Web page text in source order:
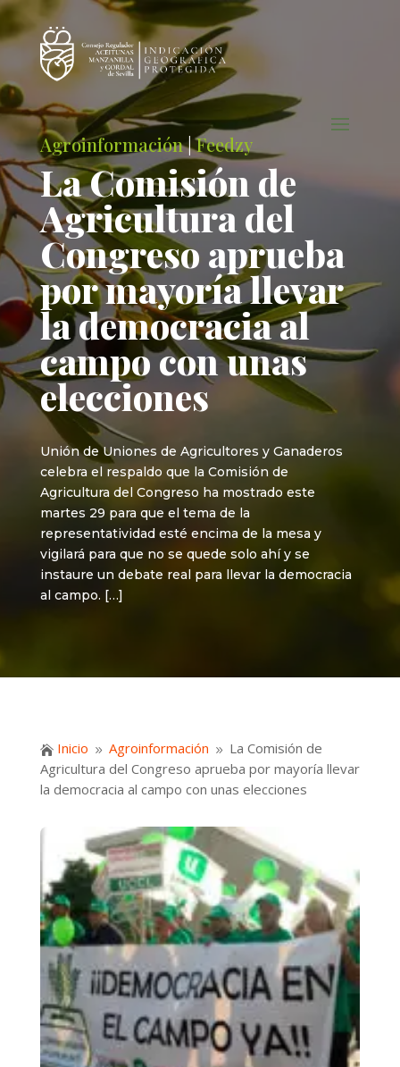
Agroinformación|Feedzy
La Comisión de
Agricultura del
Congreso aprueba
por mayoría llevar
la democracia al
campo con unas
elecciones
Unión de Uniones de Agricultores y Ganaderos
celebra el respaldo que la Comisión de
Agricultura del Congreso ha mostrado este
martes 29 para que el tema de la
representatividad esté encima de la mesa y
vigilará para que no se quede solo ahí y se
instaure un debate real para llevar la democracia
al campo. […]
 Inicio 9 Agroinformación 9 La Comisión de
Agricultura del Congreso aprueba por mayoría llevar
la democracia al campo con unas elecciones